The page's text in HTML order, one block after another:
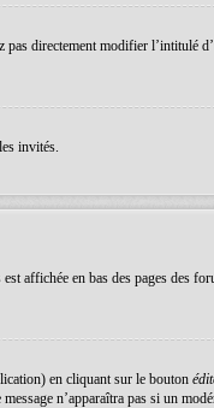
directement modifier l’intitulé
invités.
affichée en bas des pages des
en cliquant sur le bouton
n’apparaîtra pas si un